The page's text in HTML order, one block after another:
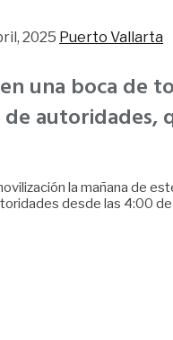
2025 Puerto Vallarta
una boca de
de
la mañana de
desde las 4:00